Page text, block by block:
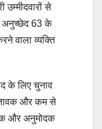
उम्मीदवारों से
अनुच्छेद 63 के
वाला व्यक्ति
के लिए चुनाव
और कम से
और अनुमोदक